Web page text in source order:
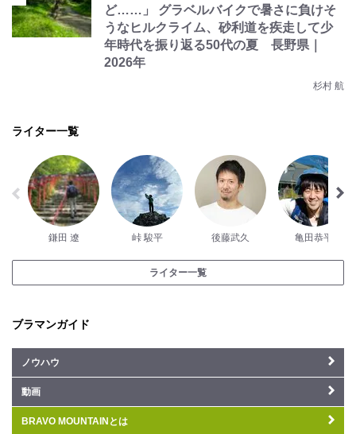
ど……」 グラベルバイクで暑さに負けそ
うなヒルクライム、砂利道を疾走して少
年時代を振り返る50代の夏 長野県｜
2026年
杉村 航
ライター一覧
鎌田 遼 峠 駿平 後藤武久 亀田恭平
ライター一覧
ブラマンガイド
ノウハウ
動画
BRAVO MOUNTAINとは